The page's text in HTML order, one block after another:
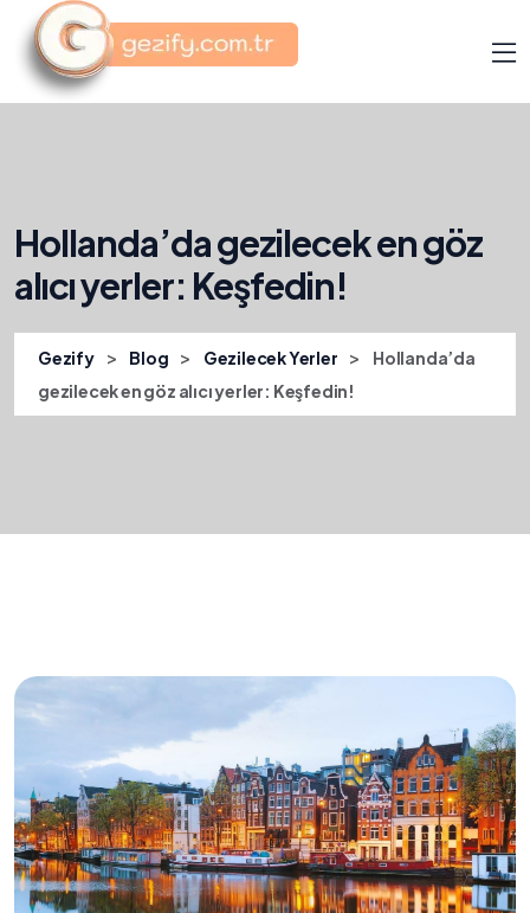
Hollanda’da gezilecek en göz
alıcı yerler: Keşfedin!
Gezify > Blog > Gezilecek Yerler >
Hollanda’da
gezilecek en göz alıcı yerler: Keşfedin!